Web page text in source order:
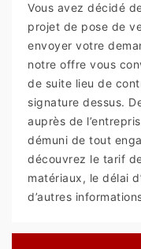
Vous avez décidé
projet de pose de
envoyer votre
notre offre vous
de suite lieu de
signature dessus.
auprès de
démuni de tout
découvrez le tarif
matériaux, le délai
d’autres